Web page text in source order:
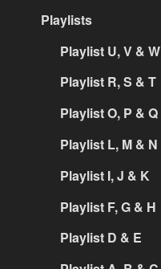
Playlists
Playlist U, V & W
Playlist R, S & T
Playlist O, P & Q
Playlist L, M & N
Playlist I, J & K
Playlist F, G & H
Playlist D & E